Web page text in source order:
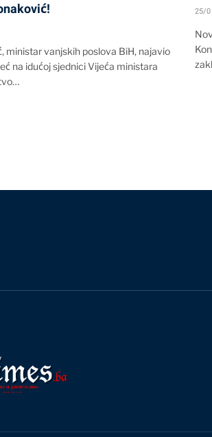
ministar vanjskih poslova BiH, najavio
na idućoj sjednici Vijeća ministara
25/